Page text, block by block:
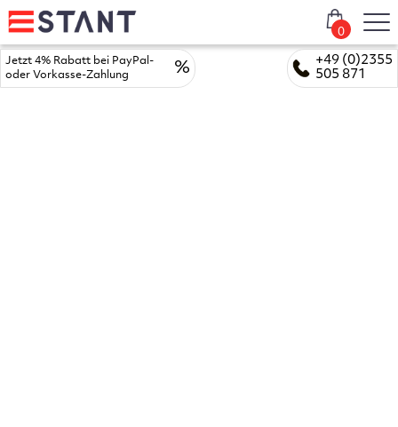
+49 (0)2355
505 871
Jetzt 4% Rabatt bei PayPal-
oder Vorkasse-Zahlung
%
0